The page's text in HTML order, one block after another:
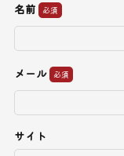
名前
メール
サイト